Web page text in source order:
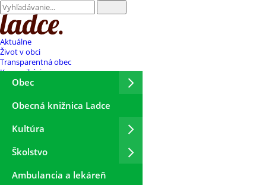
Aktuálne
Život v obci
Transparentná obec
Komunikácia
Obec
Obecná knižnica Ladce
Kultúra
Školstvo
Ambulancia a lekáreň